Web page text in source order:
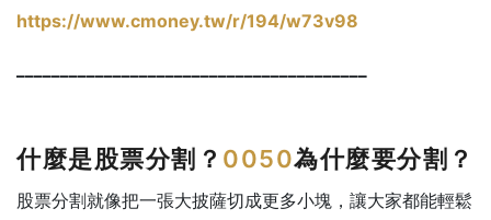
https://www.cmoney.tw/r/194/w73v98
什麼是股票分割？ 0050為什麼要分割？
股票分割就像把一張大披薩切成更多小塊，讓大家都能輕鬆